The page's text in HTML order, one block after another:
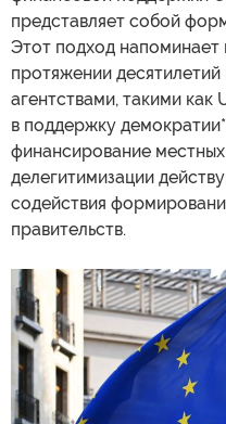
представляет собой
Этот подход
протяжении
агентствами, такими
в поддержку
финансирование
делегитимизации
содействия
правительств.